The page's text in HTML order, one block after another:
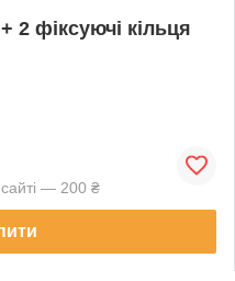
2 фіксуючі кільця
— 200 ₴